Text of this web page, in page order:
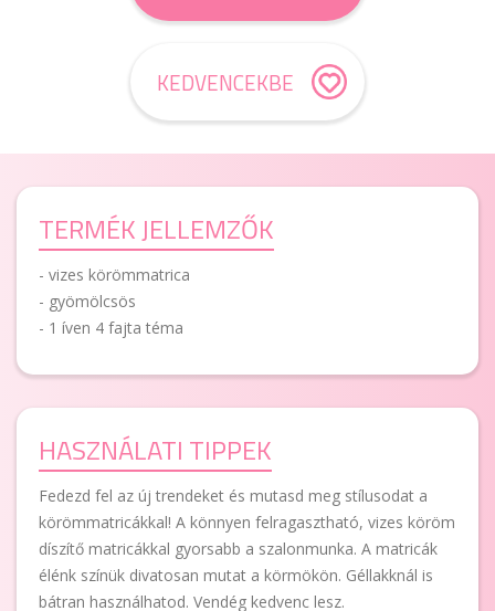
KEDVENCEKBE
TERMÉK JELLEMZŐK
- vizes körömmatrica
- gyömölcsös
- 1 íven 4 fajta téma
HASZNÁLATI TIPPEK
Fedezd fel az új trendeket és mutasd meg stílusodat a
körömmatricákkal! A könnyen felragasztható, vizes köröm
díszítő matricákkal gyorsabb a szalonmunka. A matricák
élénk színük divatosan mutat a körmökön. Géllakknál is
bátran használhatod. Vendég kedvenc lesz.